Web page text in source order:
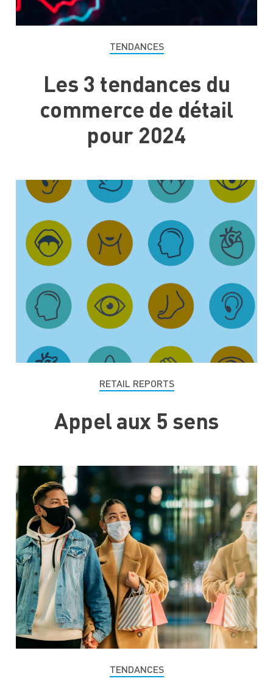
TENDANCES
Les 3 tendances du
commerce de détail
pour 2024
RETAIL REPORTS
Appel aux 5 sens
TENDANCES